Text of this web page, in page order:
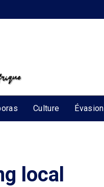
Culture Évasion
local